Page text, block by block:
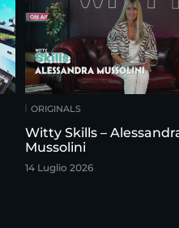
ORIGINALS
Witty Skills –
Mussolini
14 Luglio 2026